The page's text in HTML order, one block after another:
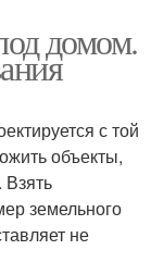
домом.
с той
объекты,
Взять
земельного
не